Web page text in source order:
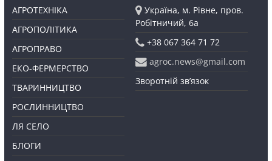
АГРОТЕХНІКА
АГРОПОЛІТИКА
АГРОПРАВО
ЕКО-ФЕРМЕРСТВО
ТВАРИННИЦТВО
РОСЛИННИЦТВО
ЛЯ СЕЛО
БЛОГИ
Україна, м. Рівне, пров.
Робітничий, 6а
+38 067 364 71 72
agroc.news@gmail.com
Зворотній зв’язок